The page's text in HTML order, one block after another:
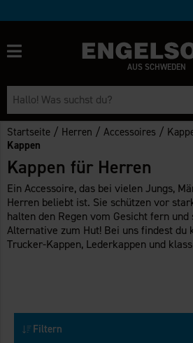
AUS SCHWEDEN
Startseite / Herren /Accessoires /
Kappen
Kappen für Herren
Ein Accessoire, das bei vielen Jungs,
Herren beliebt ist. Sie schützen vor
halten den Regen vom Gesicht fern und
Alternative zum Hut! Bei uns findest du
Trucker-Kappen, Lederkappen und
Filtern